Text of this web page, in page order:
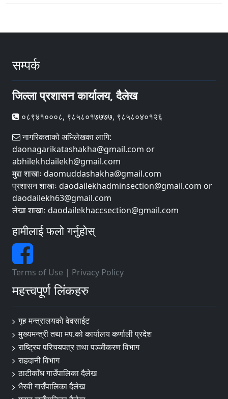
सम्पर्क
जिल्ला प्रशासन कार्यालय, दैलेख
०८९४१०००८, ९८५८०१७७७७, ९८५८०४०१२६
नागरिकताको अभिलेखका लागि:
daonagarikatashakha@gmail.com or
abhilekhdailekh@gmail.com
मुद्दा शाखाः daomuddashakha@gmail.com
प्रशासन शाखाः daodailekhadminsection@gmail.com or
daodailekh63@gmail.com
लेखा शाखाः daodailekhaccsection@gmail.com
हामीलाई फलो गर्नुहोस्
Terms of Use | Privacy Policy
महत्त्वपूर्ण लिंकहरु
गृह मन्त्रालयकाे वेवसाईट
मुख्यमन्त्री तथा मप.को कार्यालय कर्णाली प्रदेश
राष्ट्रिय परिचयपत्र तथा पञ्जीकरण विभाग
राहदानी विभाग
ठाटीकाँध गाउँपालिका दैलेख
भैरवी गाउँपालिका दैलेख